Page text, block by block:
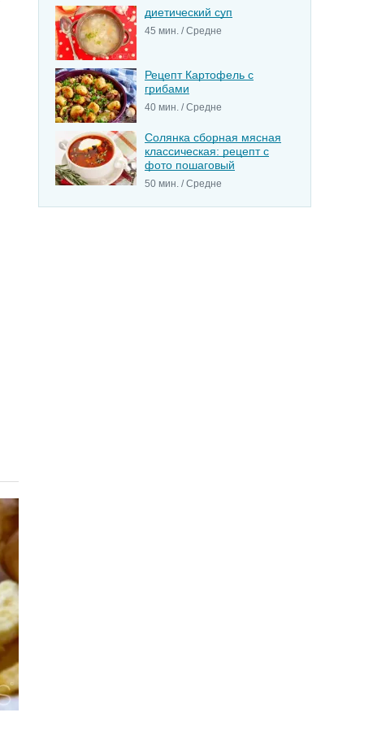
диетический суп
45 мин. / Средне
Рецепт Картофель с
грибами
40 мин. / Средне
Солянка сборная мясная
классическая: рецепт с
фото пошаговый
50 мин. / Средне